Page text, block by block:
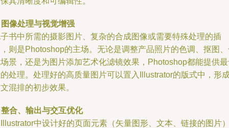
图像处理与视觉增强
书中所需的摄影图片、复杂的合成图像或需要特殊处理的插
则是Photoshop的主场。无论是调整产品照片的色调、抠图
景，还是为图片添加艺术化滤镜效果，Photoshop都能提供
处理。处理好的高质量图片可以置入Illustrator的版式中，形
混排的初步效果。
整合、输出与交互优化
中设计好的页面元素（矢量图形、文本、链接的图片